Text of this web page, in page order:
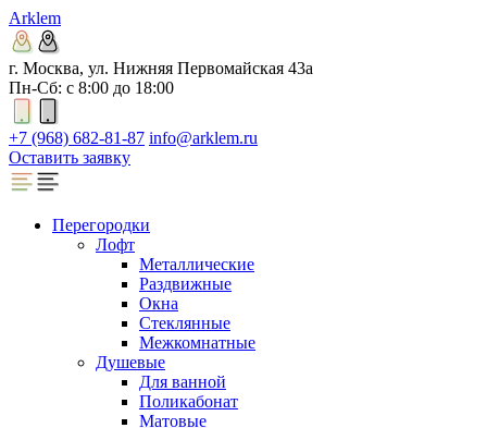
Arklem
г. Москва, ул. Нижняя Первомайская 43а
Пн-Сб: с 8:00 до 18:00
+7 (968) 682-81-87 info@arklem.ru
Оставить заявку
Перегородки
Лофт
Металлические
Раздвижные
Окна
Стеклянные
Межкомнатные
Душевые
Для ванной
Поликабонат
Матовые